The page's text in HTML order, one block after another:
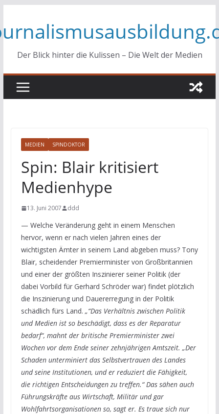
springen
Der Blick hinter die Kulissen – Die Welt der Medien
MEDIEN SPINDOKTOR
Spin: Blair kritisiert
Medienhype
13. Juni 2007 ddd
— Welche Veränderung geht in einem Menschen
hervor, wenn er nach vielen Jahren eines der
wichtigsten Ämter in seinem Land abgeben muss? Tony
Blair, scheidender Premierminister von Großbritannien
und einer der größten Inszinierer seiner Politik (der
dabei Vorbild für Gerhard Schröder war) findet plötzlich
die Inszinierung und Dauererregung in der Politik
schädlich fürs Land. „“Das Verhältnis zwischen Politik
und Medien ist so beschädigt, dass es der Reparatur
bedarf“, mahnt der britische Premierminister zwei
Wochen vor dem Ende seiner zehnjährigen Amtszeit. „Der
Schaden unterminiert das Selbstvertrauen des Landes
und seine Institutionen, und er reduziert die Fähigkeit,
die richtigen Entscheidungen zu treffen.“ Das sähen auch
Führungskräfte aus Wirtschaft, Militär und gar
Wohlfahrtsorganisationen so, sagt er. Es traue sich nur